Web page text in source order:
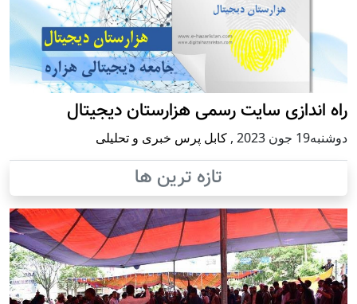
راه اندازی سایت رسمی هزارستان دیجیتال
دوشنبه19 جون 2023 , کابل پرس خبری و تحلیلی
تازه ترین ها